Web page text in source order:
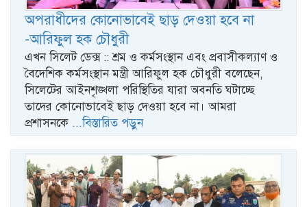
অপরাধীদের কোনোভাবেই ছাড় দেওয়া হবে না
-আরিফুল হক চৌধুরী
এখন সিলেট ডেক্স :: শ্রম ও কর্মসংস্থান এবং প্রবাসীকল্যাণ ও
বৈদেশিক কর্মসংস্থান মন্ত্রী আরিফুল হক চৌধুরী বলেছেন,
সিলেটের আইনশৃঙ্খলা পরিস্থিতির যারা অবনতি ঘটাচ্ছে
তাদের কোনোভাবেই ছাড় দেওয়া হবে না। আমরা
প্রশাসনকে ...বিস্তারিত পড়ুন